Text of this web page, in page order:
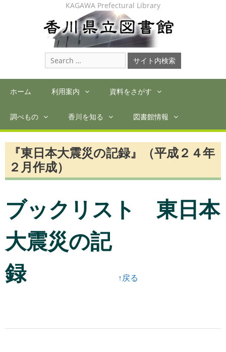
KAGAWA Prefectural Library
Search
for:
ホーム 利用案内 資料をさがす
調べもの 香川を知る 図書館情報
『東日本大震災の記録』（平成２４年
２月作成）
ブックリスト 東日本
大震災の記
録
↑戻る